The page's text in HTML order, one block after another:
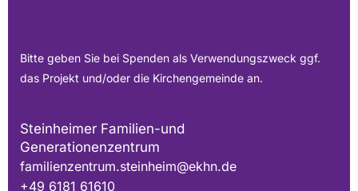
Bitte geben Sie bei Spenden als Verwendungszweck ggf.
das Projekt und/oder die Kirchengemeinde an.
Steinheimer Familien-und
Generationenzentrum
familienzentrum.steinheim@ekhn.de
+49 6181 61610